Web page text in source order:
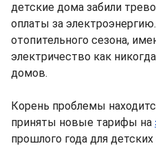
детские дома забили
оплаты за
отопительного сезона,
электричество как
домов.
Корень проблемы
приняты новые тарифы на
прошлого года для